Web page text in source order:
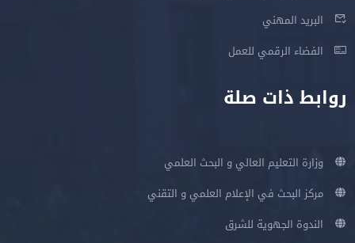
البريد المهني
الفضاء الرقمي للعمل
روابط ذات صلة
وزارة التعليم العالي و البحث العلمي
مركز البحث في الإعلام العلمي و التقني
الندوة الجهوية للشرق